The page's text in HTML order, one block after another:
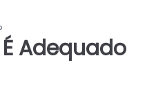
Adequado